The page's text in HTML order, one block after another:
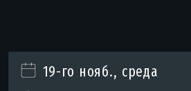
19-го нояб., среда